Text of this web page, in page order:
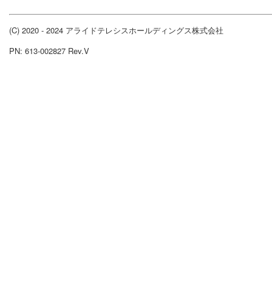
(C) 2020 - 2024 アライドテレシスホールディングス株式会社
PN: 613-002827 Rev.V